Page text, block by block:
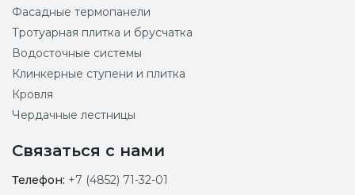
Фасадные термопанели
Тротуарная плитка и брусчатка
Водосточные системы
Клинкерные ступени и плитка
Кровля
Чердачные лестницы
Связаться с нами
Телефон: +7 (4852) 71-32-01